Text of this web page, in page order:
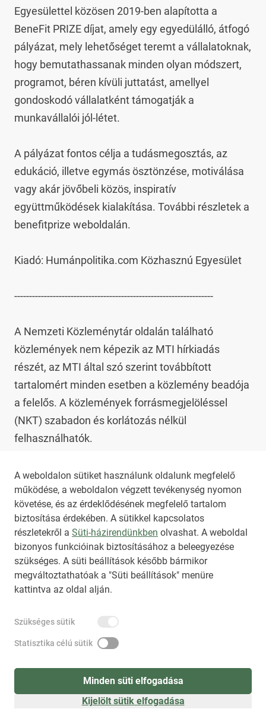
A weboldalon sütiket használunk oldalunk megfelelő
működése, a weboldalon végzett tevékenység nyomon
követése, és az érdeklődésének megfelelő tartalom
biztosítása érdekében. A sütikkel kapcsolatos
részletekről a Süti-házirendünkben olvashat. A weboldal
bizonyos funkcióinak biztosításához a beleegyezése
szükséges. A süti beállítások később bármikor
megváltoztathatóak a "Süti beállítások" menüre
kattintva az oldal alján.
Szükséges sütik
Statisztika célú sütik
Minden süti elfogadása
Kijelölt sütik elfogadása
Egyesülettel közösen 2019-ben alapította a
BeneFit PRIZE díjat, amely egy egyedülálló, átfogó
pályázat, mely lehetőséget teremt a vállalatoknak,
hogy bemutathassanak minden olyan módszert,
programot, béren kívüli juttatást, amellyel
gondoskodó vállalatként támogatják a
munkavállalói jól-létet.
A pályázat fontos célja a tudásmegosztás, az
edukáció, illetve egymás ösztönzése, motiválása
vagy akár jövőbeli közös, inspiratív
együttműködések kialakítása. További részletek a
benefitprize weboldalán.
Kiadó: Humánpolitika.com Közhasznú Egyesület
-------------------------------------------------------------------
A Nemzeti Közleménytár oldalán található
közlemények nem képezik az MTI hírkiadás
részét, az MTI által szó szerint továbbított
tartalomért minden esetben a közlemény beadója
a felelős. A közlemények forrásmegjelöléssel
(NKT) szabadon és korlátozás nélkül
felhasználhatók.
Az NKT szolgáltatással kapcsolatban további
információt az nkt@dunamsz.hu elektronikus
levelező címen kaphat.
HIRADO.HU MEDIAKLIKK.HU
M4SPORT.HU NEMZETISPORT.HU
NEMZETI KÖZLEMÉNYTÁR MEGRENDELÉS
AKADÁLYMENTESÍTÉSI NYILATKOZAT
SÚGÓ
Süti beállítások